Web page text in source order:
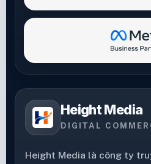
Height Media
DIGITAL
Height Media là công ty